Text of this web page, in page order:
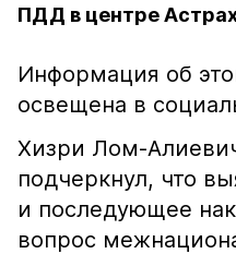
ПДД в центре
Информация об
освещена в
Хизри Лом-
подчеркнул, что
и последующее
вопрос